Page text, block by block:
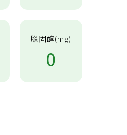
膽固醇(mg)
0